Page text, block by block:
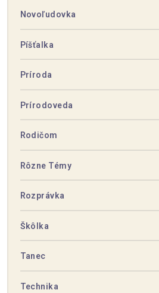
Novoľudovka
Píšťalka
Príroda
Prírodoveda
Rodičom
Rôzne Témy
Rozprávka
Škôlka
Tanec
Technika